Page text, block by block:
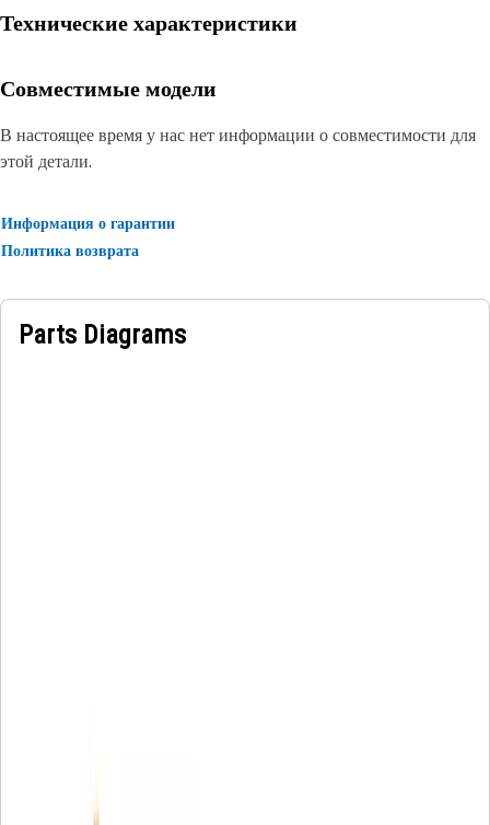
Технические характеристики
Совместимые модели
В настоящее время у нас нет информации о совместимости для
этой детали.
Информация о гарантии
Политика возврата
Parts Diagrams